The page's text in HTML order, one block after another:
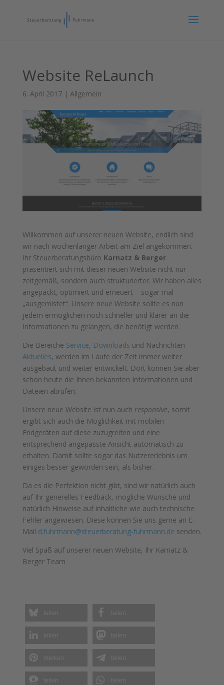
Website ReLaunch
6. April 2017| Allgemein
Willkommen auf unserer neuen Website, endlich sind
wir nach wochenlanger Arbeit am Ziel angekommen.
Ihr Steuerberatungsbüro Karnatz & Berger
präsentiert sich mit dieser neuen Website nicht nur
zeitgemäß, sondern auch strukturierter. Wir haben alles
angepackt, optimiert und erneuert – sogar mal
„ausgemistet“. Unsere neue Website sollte es nun
jedem ermöglichen noch schneller und klarer an die
Informationen zu gelangen, die benötigt werden.
Die Bereiche Service, Downloads und Nachrichten –
Aktuelles, werden im Laufe der Zeit immer weiter
ausgebaut und weiter entwickelt. Dort können Sie aber
schon heute die Ihnen bekannten Informationen und
Dateien abrufen.
Unsere neue Website ist nun auch responsive, somit
ergibt sich auch die Möglichkeit mit mobilen
Endgeräten auf diese zuzugreifen und eine
entsprechend angepasste Ansicht automatisch zu
erhalten. Damit sollte sogar das Nutzererlebnis um
einiges besser geworden sein, als bisher.
Da es die Perfektion nicht gibt, sind wir natürlich auch
auf Ihr generelles Feedback, mögliche Wünsche und
natürlich Hinweise auf inhaltliche wie auch technische
Fehler angewiesen. Diese können Sie uns gerne an E-
Mail d.fuhrmann@steuerberatung-fuhrmann.de senden.
Viel Spaß auf unserer neuen Website, Ihr Karnatz &
Berger Team
teilen teilen
teilen teilen
teilen
teilen teilen